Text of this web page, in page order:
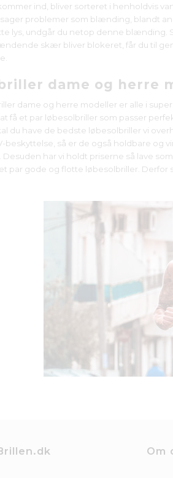
ind, bliver sorteret i henholdvis
problemer som blænding, blandt
lys, undgår du netop denne blænding.
skær bliver blokeret, får du til
dame og herre
dame og herre modeller er alle i
få et par løbesolbriller som passer
du have de bedste løbesolbriller vi
beskyttelse, så er de også holdbare og
har vi holdt priserne så lave
par gode og flotte løbesolbriller. Derfor
Om